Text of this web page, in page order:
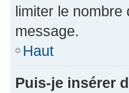
limiter le nombre
message.
Haut
Puis-je insérer